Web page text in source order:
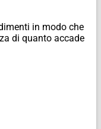
in modo che
di quanto accade